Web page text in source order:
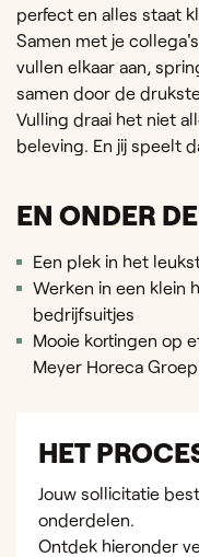
perfect en alles staat
Samen met je
vullen elkaar aan,
samen door de
Vulling draai het niet
beleving. En jij speelt
EN ONDER
Een plek in het
Werken in een klein
bedrijfsuitjes
Mooie kortingen op
Meyer Horeca Groep
HET
Jouw sollicitatie
onderdelen.
Ontdek hieronder